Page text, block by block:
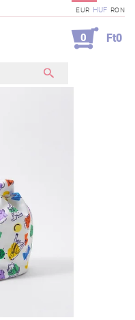
EUR HUF RON
0 Ft0